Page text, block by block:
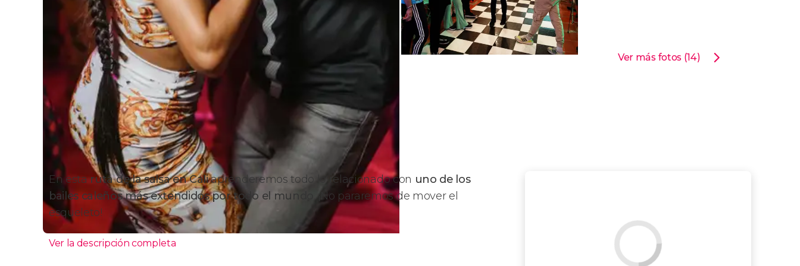
Ver más fotos (14)
En estaruta de la salsa en Caliaprenderemos todo lo relacionado con uno de los
bailes caleños más extendidos por todo el mundo
. ¡No pararemos de mover el
esqueleto!
Ver la descripción completa